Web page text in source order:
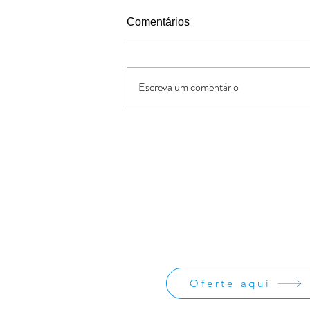
Comentários
Escreva um comentário
Oferte aqui